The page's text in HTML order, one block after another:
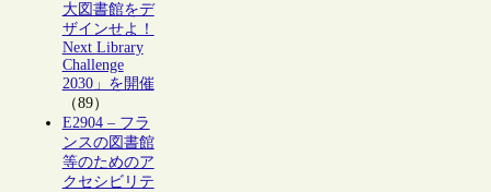
大図書館をデ
ザインせよ！
Next Library
Challenge
2030」を開催
（89）
E2904 – フラ
ンスの図書館
等のためのア
クセシビリテ